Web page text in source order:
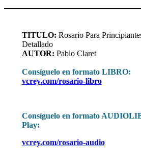
TITULO: Rosario Para
Detallado
AUTOR: Pablo Claret
Consíguelo en formato LIBRO:
vcrey.com/rosario-libro
Consíguelo en formato
Play:
vcrey.com/rosario-audio